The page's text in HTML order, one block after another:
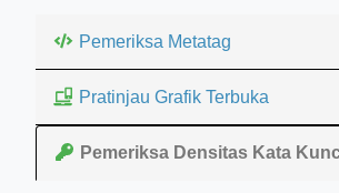
Pemeriksa Metatag
Pratinjau Grafik Terbuka
Pemeriksa Densitas Kata